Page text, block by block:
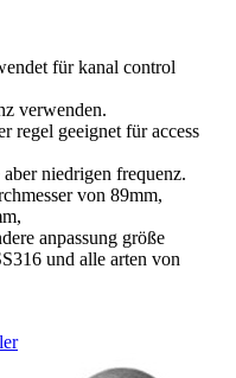
für kanal control
verwenden.
regel geeignet für access
niedrigen frequenz.
von 89mm,
anpassung größe
und alle arten von